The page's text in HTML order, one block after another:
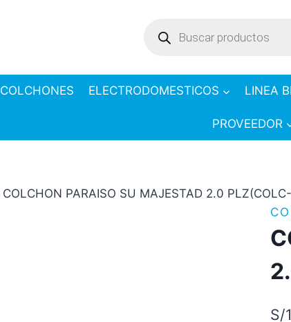
search
COLCHONES ELECTRODOMESTICOS LINEA
PROVEEDOR
COLCHON PARAISO SU MAJESTAD 2.0
S/